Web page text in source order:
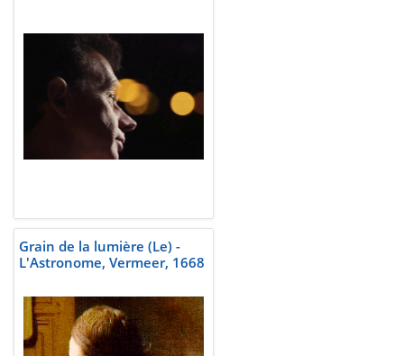
Grain de la lumière (Le) -
L'Astronome, Vermeer, 1668